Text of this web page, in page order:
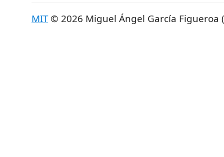
MIT© 2026 Miguel Ángel García Figueroa